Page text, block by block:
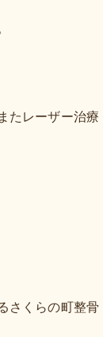
たレーザー治療
さくらの町整骨